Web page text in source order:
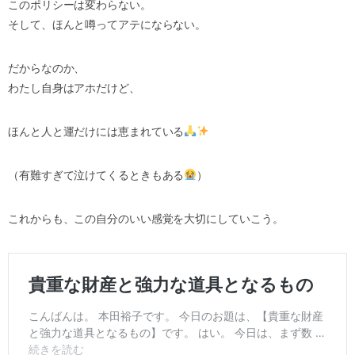
このポリシーは変わらない。
そして、ほんと噂ってアテにならない。
だからなのか、
わたし自身はアホだけど、
ほんと人と運だけには恵まれている
（有難すぎて泣けてくるときもある ）
これからも、この自分のいい感覚を大切にしていこう。